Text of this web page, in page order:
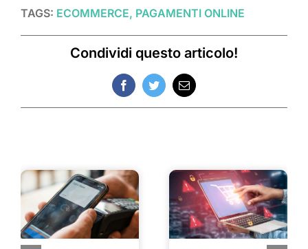
TAGS: ECOMMERCE, PAGAMENTI ONLINE
Condividi questo articolo!
FacebookTwitterEmail